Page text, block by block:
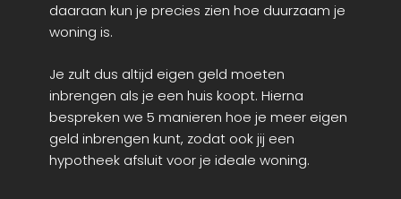
daaraan kun je precies zien hoe duurzaam je
woning is.
Je zult dus altijd eigen geld moeten
inbrengen als je een huis koopt. Hierna
bespreken we 5 manieren hoe je meer eigen
geld inbrengen kunt, zodat ook jij een
hypotheek afsluit voor je ideale woning.